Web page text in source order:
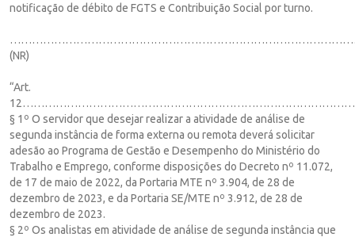
notificação de débito de FGTS e Contribuição Social por turno.
(NR)
“Art.
§ 1º O servidor que desejar realizar a atividade de análise de
segunda instância de forma externa ou remota deverá solicitar
adesão ao Programa de Gestão e Desempenho do Ministério do
Trabalho e Emprego, conforme disposições do Decreto nº 11.072,
de 17 de maio de 2022, da Portaria MTE nº 3.904, de 28 de
dezembro de 2023, e da Portaria SE/MTE nº 3.912, de 28 de
dezembro de 2023.
§ 2º Os analistas em atividade de análise de segunda instância que